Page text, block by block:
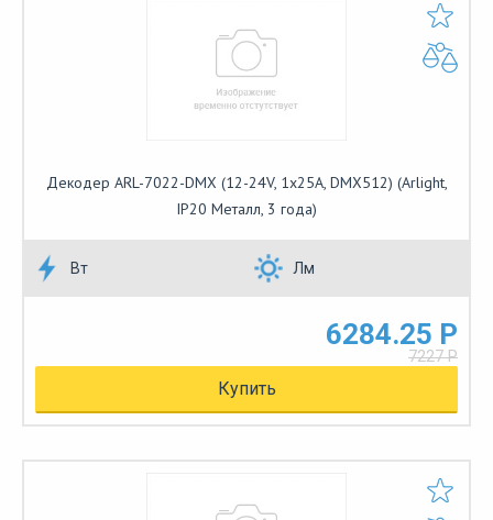
Декодер ARL-7022-DMX (12-24V, 1x25A, DMX512) (Arlight,
IP20 Металл, 3 года)
Вт Лм
6284.25 Р
7227 Р
Купить